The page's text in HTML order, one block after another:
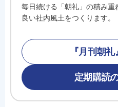
毎日続ける「朝礼」の積み重
良い社内風土をつくります。
『月刊朝
定期購読